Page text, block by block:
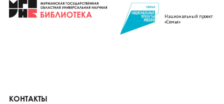
Национальный проект
«Семья»
КОНТАКТЫ